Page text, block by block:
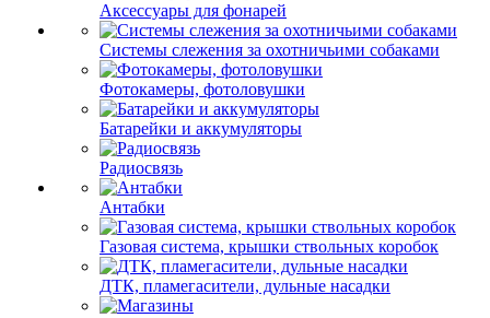
Аксессуары для фонарей
Системы слежения за охотничьими собаками
Фотокамеры, фотоловушки
Батарейки и аккумуляторы
Радиосвязь
Антабки
Газовая система, крышки ствольных коробок
ДТК, пламегасители, дульные насадки